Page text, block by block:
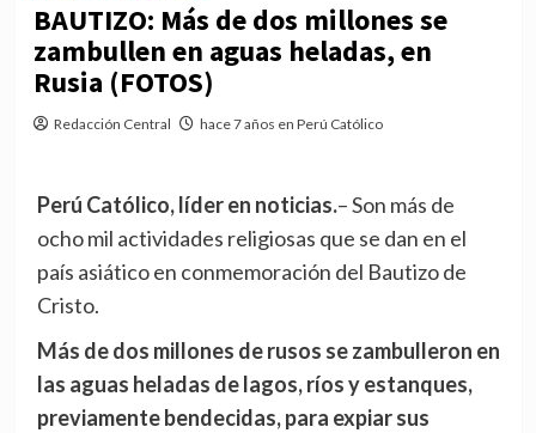
BAUTIZO: Más de dos millones se
zambullen en aguas heladas, en
Rusia (FOTOS)
Redacción Central hace 7 años en Perú Católico
Perú Católico, líder en noticias.– Son más de
ocho mil actividades religiosas que se dan en el
país asiático en conmemoración del Bautizo de
Cristo.
Más de dos millones de rusos se zambulleron en
las aguas heladas de lagos, ríos y estanques,
previamente bendecidas, para expiar sus